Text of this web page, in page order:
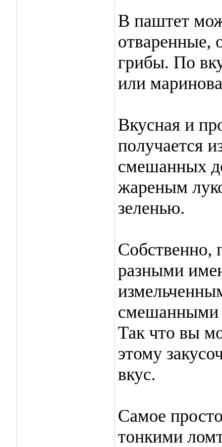
В паштет
отваренные,
грибы. По
или
Вкусная и
получается
смешанных
жареным
зеленью.
Собственно,
разными
смешанными
Так что вы
этому
вкус.
Самое
тонкими